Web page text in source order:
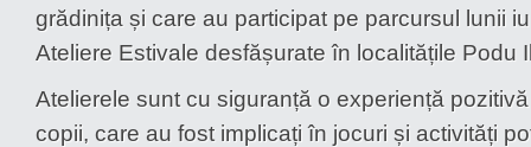
grădinița și care au participat pe parcursul lunii
Ateliere Estivale desfășurate în localitățile Podu
Atelierele sunt cu siguranță o experiență
copii, care au fost implicați în jocuri și activități